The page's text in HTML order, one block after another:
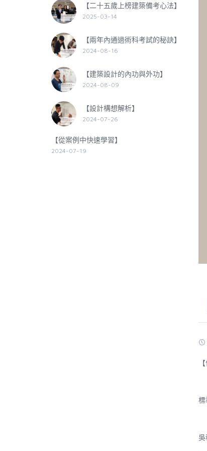
標
吳
【二十五歲上榜建築備考心法】
2025-03-14
【兩年內通過術科考試的秘訣】
2024-08-16
【建築設計的內功與外功】
2024-08-09
【設計構想解析】
2024-07-26
【從案例中快速學習】
2024-07-19